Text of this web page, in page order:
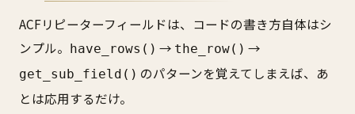
ACFリピーターフィールドは、コードの書き方自体はシ
ンプル。
have_rows() → the_row() →
get_sub_field() のパターンを覚えてしまえば、あ
とは応用するだけ。